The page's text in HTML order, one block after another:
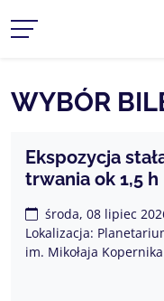
MENU ROZWIJANE
MENU ROZWIJANE
MENU ROZWIJANE
MENU ROZWIJANE
WYBÓR
Ekspozycja
trwania ok 1,5 h
środa, 08 lipiec
Lokalizacja:
im. Mikołaja Kopernika